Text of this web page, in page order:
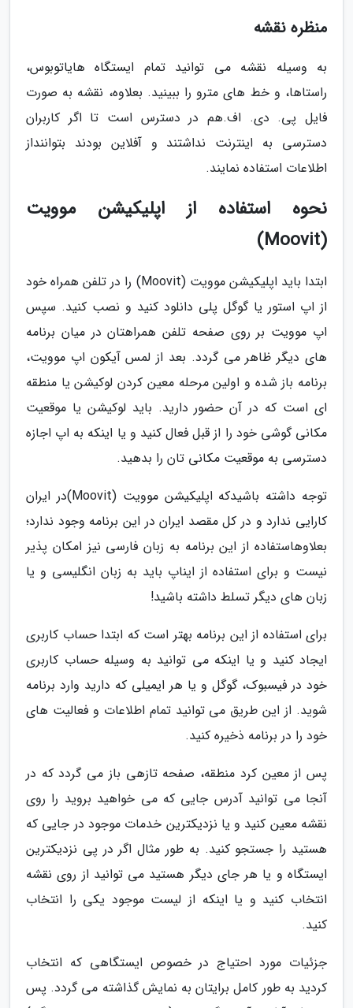
منظره نقشه
به وسیله نقشه می توانید تمام ایستگاه هایاتوبوس،
راستاها، و خط های مترو را ببینید. بعلاوه، نقشه به صورت
فایل پی. دی. اف.هم در دسترس است تا اگر کاربران
دسترسی به اینترنت نداشتند و آفلاین بودند بتواننداز
اطلاعات استفاده نمایند.
نحوه استفاده از اپلیکیشن موویت
(Moovit)
ابتدا باید اپلیکیشن موویت (Moovit) را در تلفن همراه خود
از اپ استور یا گوگل پلی دانلود کنید و نصب کنید. سپس
اپ موویت بر روی صفحه تلفن همراهتان در میان برنامه
های دیگر ظاهر می گردد. بعد از لمس آیکون اپ موویت،
برنامه باز شده و اولین مرحله معین کردن لوکیشن یا منطقه
ای است که در آن حضور دارید. باید لوکیشن یا موقعیت
مکانی گوشی خود را از قبل فعال کنید و یا اینکه به اپ اجازه
دسترسی به موقعیت مکانی تان را بدهید.
توجه داشته باشیدکه اپلیکیشن موویت (Moovit)در ایران
کارایی ندارد و در کل مقصد ایران در این برنامه وجود ندارد؛
بعلاوهاستفاده از این برنامه به زبان فارسی نیز امکان پذیر
نیست و برای استفاده از ایناپ باید به زبان انگلیسی و یا
زبان های دیگر تسلط داشته باشید!
برای استفاده از این برنامه بهتر است که ابتدا حساب کاربری
ایجاد کنید و یا اینکه می توانید به وسیله حساب کاربری
خود در فیسبوک، گوگل و یا هر ایمیلی که دارید وارد برنامه
شوید. از این طریق می توانید تمام اطلاعات و فعالیت های
خود را در برنامه ذخیره کنید.
پس از معین کرد منطقه، صفحه تازهی باز می گردد که در
آنجا می توانید آدرس جایی که می خواهید بروید را روی
نقشه معین کنید و یا نزدیکترین خدمات موجود در جایی که
هستید را جستجو کنید. به طور مثال اگر در پی نزدیکترین
ایستگاه و یا هر جای دیگر هستید می توانید از روی نقشه
انتخاب کنید و یا اینکه از لیست موجود یکی را انتخاب
کنید.
جزئیات مورد احتیاج در خصوص ایستگاهی که انتخاب
کردید به طور کامل برایتان به نمایش گذاشته می گردد. پس